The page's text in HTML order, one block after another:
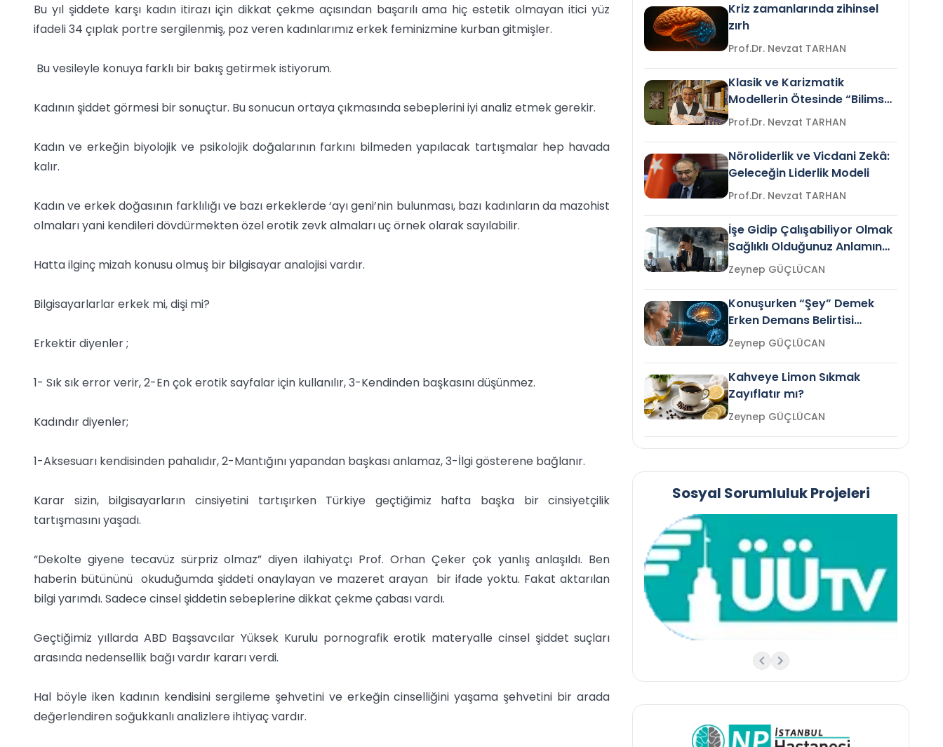
Bu yıl şiddete karşı kadın itirazı için dikkat çekme açısından başarılı ama hiç estetik olmayan itici yüz
ifadeli 34 çıplak portre sergilenmiş, poz veren kadınlarımız erkek feminizmine kurban gitmişler.
Bu vesileyle konuya farklı bir bakış getirmek istiyorum.
Kadının şiddet görmesi bir sonuçtur. Bu sonucun ortaya çıkmasında sebeplerini iyi analiz etmek gerekir.
Kadın ve erkeğin biyolojik ve psikolojik doğalarının farkını bilmeden yapılacak tartışmalar hep havada
kalır.
Kadın ve erkek doğasının farklılığı ve bazı erkeklerde ‘ayı geni’nin bulunması, bazı kadınların da mazohist
olmaları yani kendileri dövdürmekten özel erotik zevk almaları uç örnek olarak sayılabilir.
Hatta ilginç mizah konusu olmuş bir bilgisayar analojisi vardır.
Bilgisayarlarlar erkek mi, dişi mi?
Erkektir diyenler ;
1- Sık sık error verir, 2-En çok erotik sayfalar için kullanılır, 3-Kendinden başkasını düşünmez.
Kadındır diyenler;
1-Aksesuarı kendisinden pahalıdır, 2-Mantığını yapandan başkası anlamaz, 3-İlgi gösterene bağlanır.
Karar sizin, bilgisayarların cinsiyetini tartışırken Türkiye geçtiğimiz hafta başka bir cinsiyetçilik
tartışmasını yaşadı.
“Dekolte giyene tecavüz sürpriz olmaz” diyen ilahiyatçı Prof. Orhan Çeker çok yanlış anlaşıldı. Ben
haberin bütününü okuduğumda şiddeti onaylayan ve mazeret arayan bir ifade yoktu. Fakat aktarılan
bilgi yarımdı. Sadece cinsel şiddetin sebeplerine dikkat çekme çabası vardı.
Geçtiğimiz yıllarda ABD Başsavcılar Yüksek Kurulu pornografik erotik materyalle cinsel şiddet suçları
arasında nedensellik bağı vardır kararı verdi.
Hal böyle iken kadının kendisini sergileme şehvetini ve erkeğin cinselliğini yaşama şehvetini bir arada
değerlendiren soğukkanlı analizlere ihtiyaç vardır.
Kriz zamanlarında zihinsel
zırh
Prof.Dr. Nevzat TARHAN
Klasik ve Karizmatik
Modellerin Ötesinde “Bilimsel
Liderlik”
Prof.Dr. Nevzat TARHAN
Nöroliderlik ve Vicdani Zekâ:
Geleceğin Liderlik Modeli
Prof.Dr. Nevzat TARHAN
İşe Gidip Çalışabiliyor Olmak
Sağlıklı Olduğunuz Anlamına
Gelir mi?Zeynep GÜÇLÜCAN
Konuşurken “Şey” Demek
Erken Demans Belirtisi
Olabilir mi?Zeynep GÜÇLÜCAN
Kahveye Limon Sıkmak
Zayıflatır mı?
Zeynep GÜÇLÜCAN
Sosyal Sorumluluk Projeleri